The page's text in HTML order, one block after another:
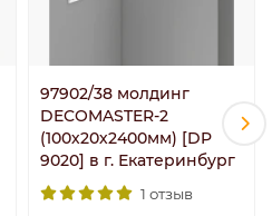
97902/38 молдинг
DECOMASTER-2
(100х20х2400мм) [DP
9020] в г. Екатеринбург
1 отзыв